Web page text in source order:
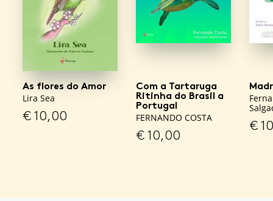
As flores do Amor
Lira Sea
€10,00
Com a Tartaruga
Ritinha do Brasil a
Portugal
FERNANDO COSTA
€10,00
€